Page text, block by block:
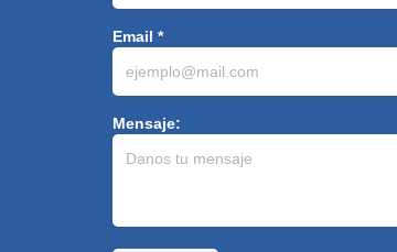
Email *
Mensaje: